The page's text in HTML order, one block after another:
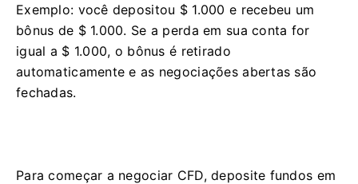
Exemplo: você depositou $ 1.000 e recebeu um
bônus de $ 1.000. Se a perda em sua conta for
igual a $ 1.000, o bônus é retirado
automaticamente e as negociações abertas são
fechadas.
Para começar a negociar CFD, deposite fundos em